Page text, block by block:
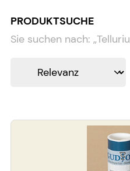
PRODUKTSUCHE
Sie suchen nach: „